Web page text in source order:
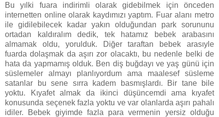
Bu yılki fuara indirimli olarak gidebilmek için önceden
internetten online olarak kaydımızı yaptım. Fuar alanı metro
ile gidilebilecek kadar yakın olduğundan park sorununu
ortadan kaldıralım dedik, tek hatamız bebek arabasını
almamak oldu, yorulduk. Diğer taraftan bebek arasıyle
fuarda dolaşmak da aşırı zor olacaktı, bu nedenle belki de
hata da yapmamış olduk. Ben diş buğdayı ve yaş günü için
süslemeler almayı planlıyordum ama maalesef süsleme
satanlar bu sene sırra kadem basmışlardı. Bir tane bile
yoktu. Kıyafet almak da ikinci düşüncemdi ama kıyafet
konusunda seçenek fazla yoktu ve var olanlarda aşırı pahalı
idiler. Bebek giyimde fazla para vermenin yersiz olduğu